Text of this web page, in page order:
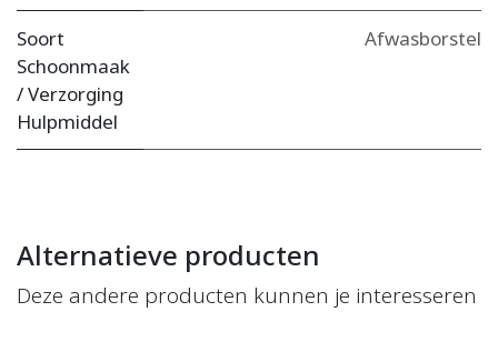
Soort
Schoonmaak
/ Verzorging
Hulpmiddel
Afwasborstel
Alternatieve producten
Deze andere producten kunnen je interesseren